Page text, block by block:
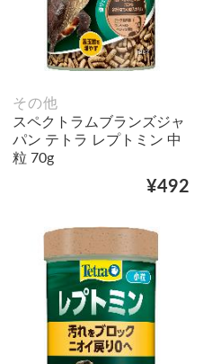
その他
スペクトラムブランズジャ
パン テトラ レプトミン 中
粒 70g
¥492